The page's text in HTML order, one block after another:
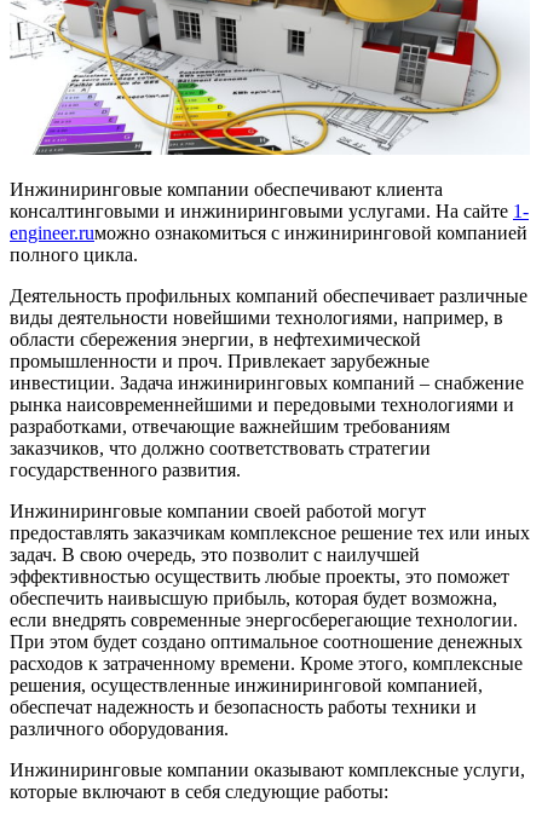
Инжиниринговые компании обеспечивают клиента
консалтинговыми и инжиниринговыми услугами. На сайте 1-
engineer.ruможно ознакомиться с инжиниринговой компанией
полного цикла.
Деятельность профильных компаний обеспечивает различные
виды деятельности новейшими технологиями, например, в
области сбережения энергии, в нефтехимической
промышленности и проч. Привлекает зарубежные
инвестиции. Задача инжиниринговых компаний – снабжение
рынка наисовременнейшими и передовыми технологиями и
разработками, отвечающие важнейшим требованиям
заказчиков, что должно соответствовать стратегии
государственного развития.
Инжиниринговые компании своей работой могут
предоставлять заказчикам комплексное решение тех или иных
задач. В свою очередь, это позволит с наилучшей
эффективностью осуществить любые проекты, это поможет
обеспечить наивысшую прибыль, которая будет возможна,
если внедрять современные энергосберегающие технологии.
При этом будет создано оптимальное соотношение денежных
расходов к затраченному времени. Кроме этого, комплексные
решения, осуществленные инжиниринговой компанией,
обеспечат надежность и безопасность работы техники и
различного оборудования.
Инжиниринговые компании оказывают комплексные услуги,
которые включают в себя следующие работы: